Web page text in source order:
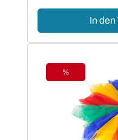
In den
Rabatt
%